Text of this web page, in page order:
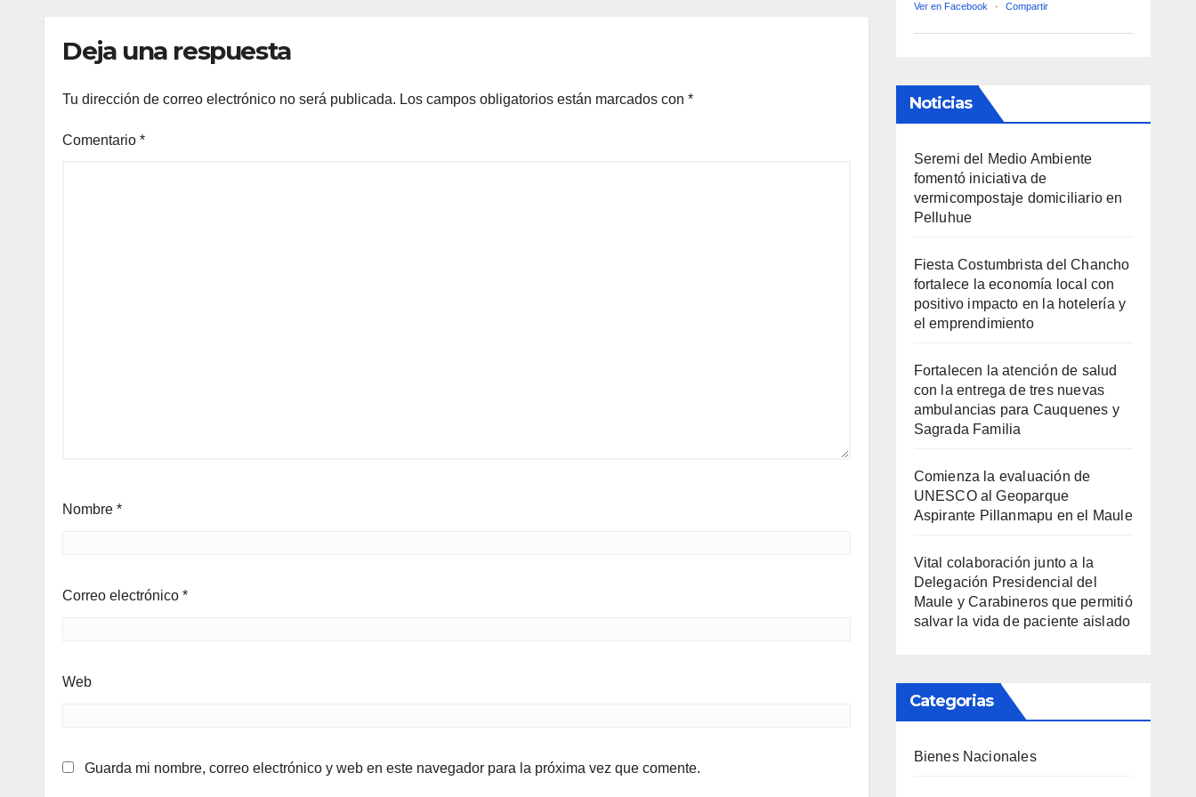
Deja una respuesta
Tu dirección de correo electrónico no será publicada. Los campos obligatorios están marcados con *
Comentario *
Nombre *
Correo electrónico *
Web
Guarda mi nombre, correo electrónico y web en este navegador para la próxima vez que comente.
Ver en Facebook · Compartir
Noticias
Seremi del Medio Ambiente
fomentó iniciativa de
vermicompostaje domiciliario en
Pelluhue
Fiesta Costumbrista del Chancho
fortalece la economía local con
positivo impacto en la hotelería y
el emprendimiento
Fortalecen la atención de salud
con la entrega de tres nuevas
ambulancias para Cauquenes y
Sagrada Familia
Comienza la evaluación de
UNESCO al Geoparque
Aspirante Pillanmapu en el Maule
Vital colaboración junto a la
Delegación Presidencial del
Maule y Carabineros que permitió
salvar la vida de paciente aislado
Categorias
Bienes Nacionales